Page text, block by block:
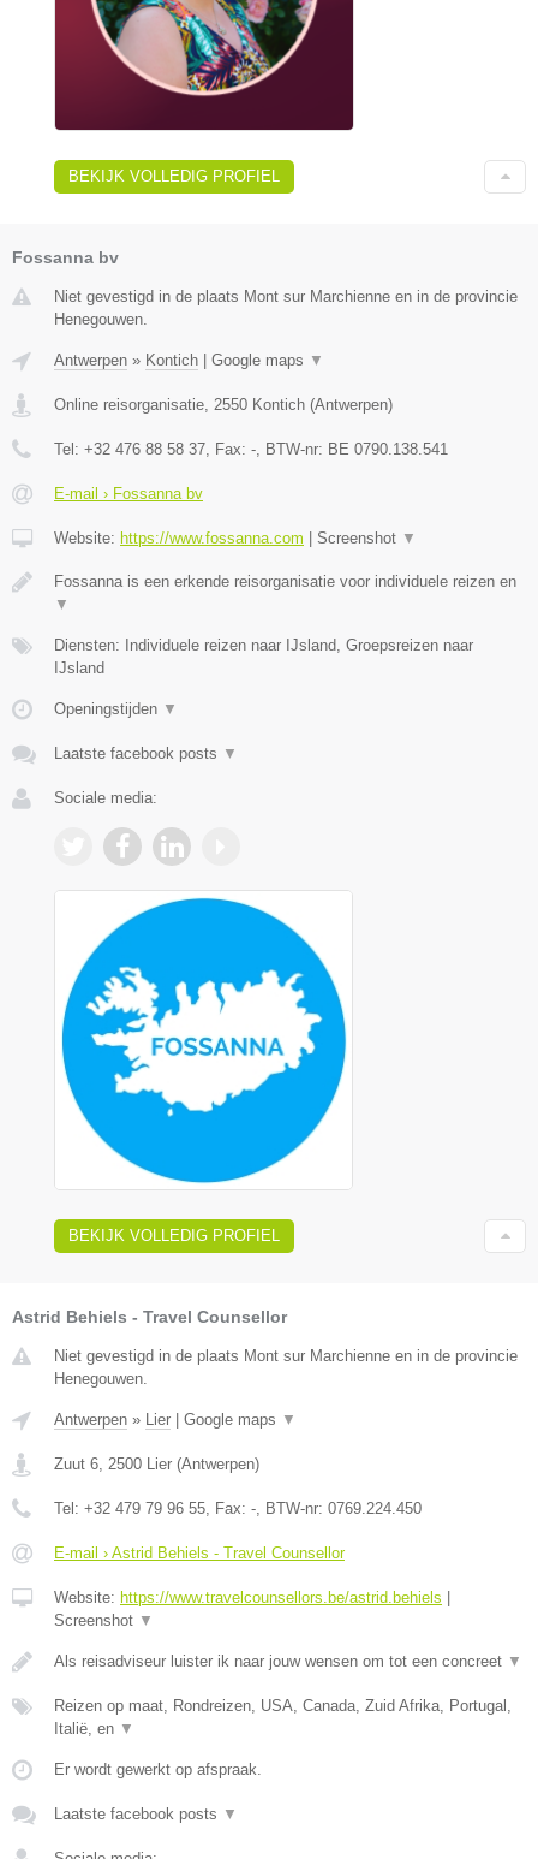
BEKIJK VOLLEDIG PROFIEL
Fossanna bv
Niet gevestigd in de plaats Mont sur Marchienne en in de provincie
Henegouwen.
Antwerpen » Kontich Google maps ▼
Online reisorganisatie 2550 Kontich (Antwerpen)
Tel: +32 476 88 58 37 , Fax: - , BTW-nr: BE 0790.138.541
E-mail › Fossanna bv
Website: https://www.fossanna.com Screenshot ▼
Fossanna is een erkende reisorganisatie voor individuele reizen en
▼
Diensten: Individuele reizen naar IJsland, Groepsreizen naar
IJsland
Openingstijden ▼
Laatste facebook posts ▼
Sociale media:
BEKIJK VOLLEDIG PROFIEL
Astrid Behiels - Travel Counsellor
Niet gevestigd in de plaats Mont sur Marchienne en in de provincie
Henegouwen.
Antwerpen » Lier Google maps ▼
Zuut 6 2500 Lier (Antwerpen)
Tel: +32 479 79 96 55 , Fax: - , BTW-nr: 0769.224.450
E-mail › Astrid Behiels - Travel Counsellor
Website: https://www.travelcounsellors.be/astrid.behiels
Screenshot ▼
Als reisadviseur luister ik naar jouw wensen om tot een concreet ▼
Reizen op maat, Rondreizen, USA, Canada, Zuid Afrika, Portugal,
Italië, en ▼
Er wordt gewerkt op afspraak.
Laatste facebook posts ▼